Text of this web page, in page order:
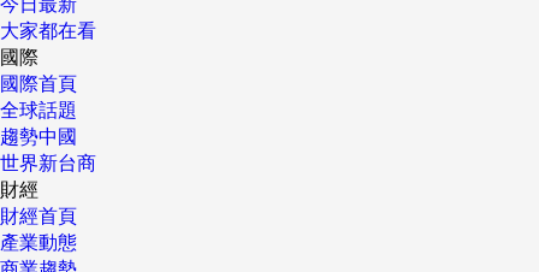
大家都在看
國際
國際首頁
全球話題
趨勢中國
世界新台商
財經
財經首頁
產業動態